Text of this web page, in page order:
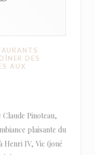
DES
AUX
Pinoteau,
plaisante du
Henri IV, Vic (joué